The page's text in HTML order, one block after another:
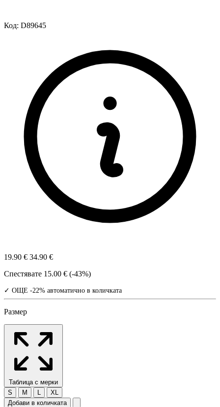
Код: D89645
19.90 € 34.90 €
Спестявате 15.00 € (-43%)
✓ ОЩЕ -22% автоматично в количката
Размер
Таблица с мерки
S
M L
XL
Добави в количката